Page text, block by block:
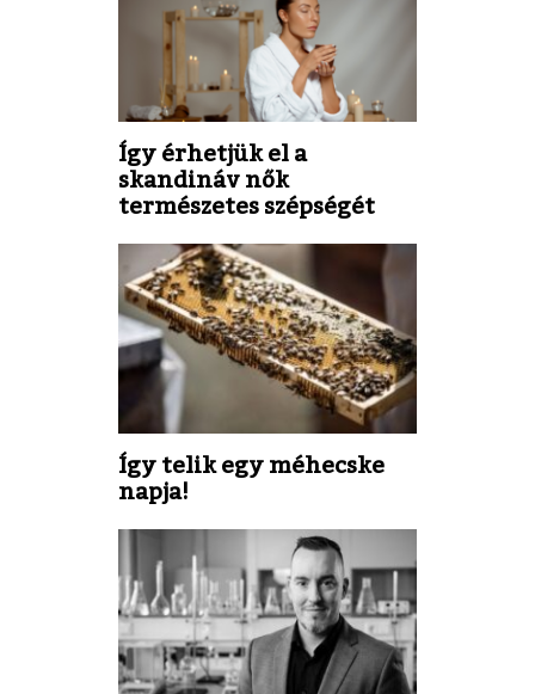
Így érhetjük el a
skandináv nők
természetes szépségét
Így telik egy méhecske
napja!